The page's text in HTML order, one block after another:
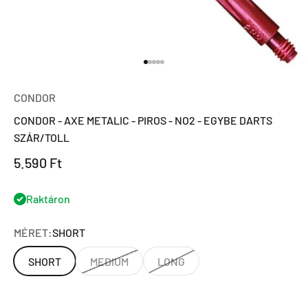
CONDOR
CONDOR - AXE METALIC - PIROS - NO2 - EGYBE DARTS
SZÁR/TOLL
Eladási ár
5.590 Ft
Raktáron
MÉRET:SHORT
SHORT MEDIUM LONG